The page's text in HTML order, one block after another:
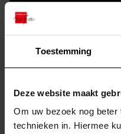
Toestemming
Deze website maakt
Om uw bezoek nog
technieken in. Hiermee
Printen